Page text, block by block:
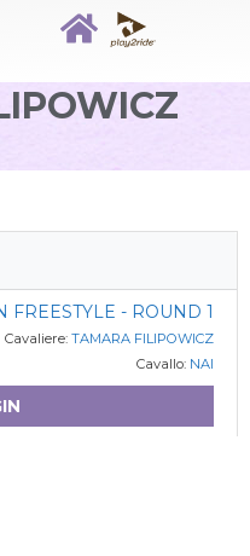
FREESTYLE - ROUND 1
Cavaliere: TAMARA FILIPOWICZ
Cavallo: NAI